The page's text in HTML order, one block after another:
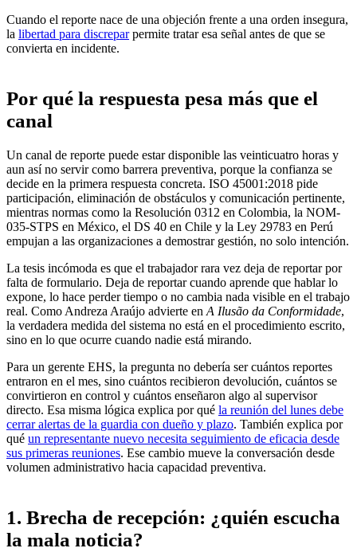
Cuando el reporte nace de una objeción frente a una orden insegura,
la libertad para discreparpermite tratar esa señal antes de que se
convierta en incidente.
Por qué la respuesta pesa más que el
canal
Un canal de reporte puede estar disponible las veinticuatro horas y
aun así no servir como barrera preventiva, porque la confianza se
decide en la primera respuesta concreta. ISO 45001:2018 pide
participación, eliminación de obstáculos y comunicación pertinente,
mientras normas como la Resolución 0312 en Colombia, la NOM-
035-STPS en México, el DS 40 en Chile y la Ley 29783 en Perú
empujan a las organizaciones a demostrar gestión, no solo intención.
La tesis incómoda es que el trabajador rara vez deja de reportar por
falta de formulario. Deja de reportar cuando aprende que hablar lo
expone, lo hace perder tiempo o no cambia nada visible en el trabajo
real. Como Andreza Araújo advierte en A Ilusão da Conformidade,
la verdadera medida del sistema no está en el procedimiento escrito,
sino en lo que ocurre cuando nadie está mirando.
Para un gerente EHS, la pregunta no debería ser cuántos reportes
entraron en el mes, sino cuántos recibieron devolución, cuántos se
convirtieron en control y cuántos enseñaron algo al supervisor
directo. Esa misma lógica explica por qué la reunión del lunes debe
cerrar alertas de la guardia con dueño y plazo. También explica por
qué un representante nuevo necesita seguimiento de eficacia desde
sus primeras reuniones. Ese cambio mueve la conversación desde
volumen administrativo hacia capacidad preventiva.
1. Brecha de recepción: ¿quién escucha
la mala noticia?